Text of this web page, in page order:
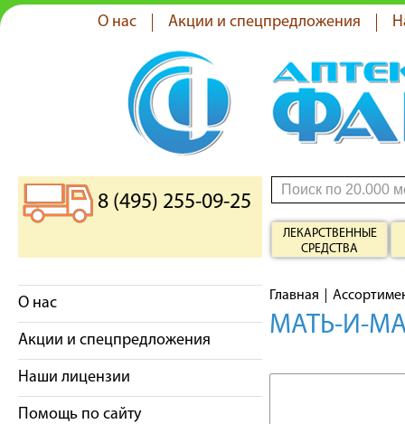
О нас Акции и спецпредложения
8 (495) 255-09-25
ЛЕКАРСТВЕННЫЕ
СРЕДСТВА
О нас
Акции и спецпредложения
Наши лицензии
Помощь по сайту
Главная
МАТЬ-И-